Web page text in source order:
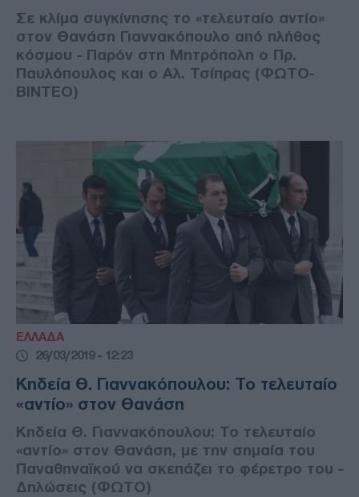
Σε κλίμα συγκίνησης το «τελευταίο αντίο»
στον Θανάση Γιαννακόπουλο από πλήθος
κόσμου - Παρόν στη Μητρόπολη ο Πρ.
Παυλόπουλος και ο Αλ. Τσίπρας (ΦΩΤΟ-
ΒΙΝΤΕΟ)
ΕΛΛΑΔΑ
26/03/2019 - 12:23
Κηδεία Θ. Γιαννακόπουλου: Το τελευταίο
«αντίο» στον Θανάση
Κηδεία Θ. Γιαννακόπουλου: Το τελευταίο
«αντίο» στον Θανάση, με την σημαία του
Παναθηναϊκού να σκεπάζει το φέρετρο του -
Δηλώσεις (ΦΩΤΟ)